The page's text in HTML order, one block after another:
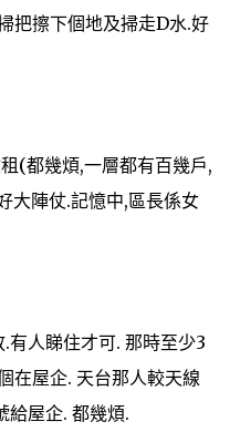
把擦下個地及掃走D水.好
(都幾煩,一層都有百幾戶,
大陣仗.記憶中,區長係女
有人睇住才可. 那時至少3
在屋企. 天台那人較天線
給屋企. 都幾煩.